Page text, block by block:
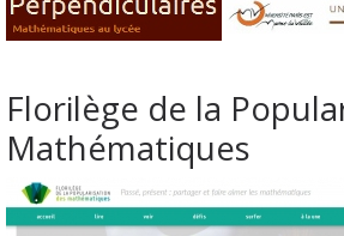
Florilège de la
Mathématiques